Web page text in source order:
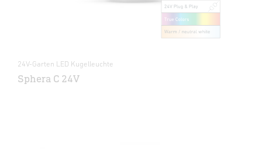
24V-Garten LED Kugelleuchte
Sphera C 24V